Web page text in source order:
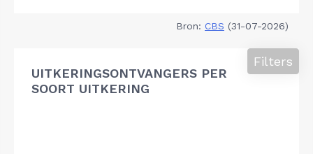
Bron: CBS (31-07-2026)
UITKERINGSONTVANGERS PER
SOORT UITKERING
Filters